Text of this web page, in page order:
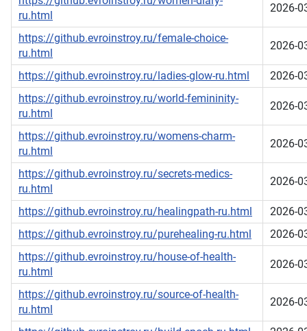
ru.html
2026-
https://github.evroinstroy.ru/female-choice-
ru.html
2026-
https://github.evroinstroy.ru/ladies-glow-ru.html
2026-
https://github.evroinstroy.ru/world-femininity-
ru.html
2026-
https://github.evroinstroy.ru/womens-charm-
ru.html
2026-
https://github.evroinstroy.ru/secrets-medics-
ru.html
2026-
https://github.evroinstroy.ru/healingpath-ru.html
2026-
https://github.evroinstroy.ru/purehealing-ru.html
2026-
https://github.evroinstroy.ru/house-of-health-
ru.html
2026-
https://github.evroinstroy.ru/source-of-health-
ru.html
2026-